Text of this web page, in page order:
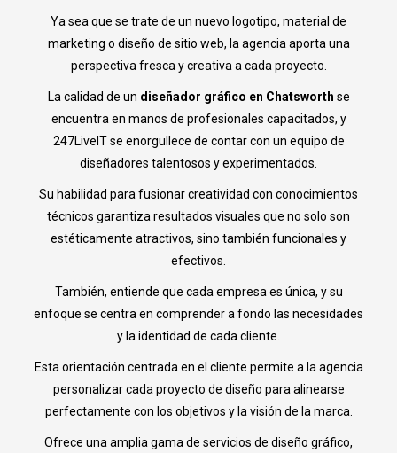
Ya sea que se trate de un nuevo logotipo, material de
marketing o diseño de sitio web, la agencia aporta una
perspectiva fresca y creativa a cada proyecto.
La calidad de un diseñador gráfico en Chatsworth se
encuentra en manos de profesionales capacitados, y
247LiveIT se enorgullece de contar con un equipo de
diseñadores talentosos y experimentados.
Su habilidad para fusionar creatividad con conocimientos
técnicos garantiza resultados visuales que no solo son
estéticamente atractivos, sino también funcionales y
efectivos.
También, entiende que cada empresa es única, y su
enfoque se centra en comprender a fondo las necesidades
y la identidad de cada cliente.
Esta orientación centrada en el cliente permite a la agencia
personalizar cada proyecto de diseño para alinearse
perfectamente con los objetivos y la visión de la marca.
Ofrece una amplia gama de servicios de diseño gráfico,